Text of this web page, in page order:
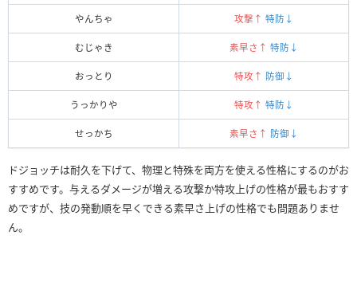
やんちゃ 攻撃↑ 特防↓
むじゃき 素早さ↑ 特防↓
おっとり 特攻↑ 防御↓
うっかりや 特攻↑ 特防↓
せっかち 素早さ↑ 防御↓
ドジョッチは耐久を下げて、物理と特殊を両方を使える性格にするのがお
すすめです。与えるダメージが増える攻撃か特攻上げの性格が最もおすす
めですが、技の発動順を早くできる素早さ上げの性格でも問題ありませ
ん。